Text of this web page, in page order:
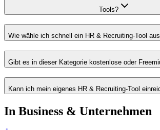
Tools?
Wie wähle ich schnell ein HR & Recruiting-Tool
Gibt es in dieser Kategorie kostenlose oder
Kann ich mein eigenes HR & Recruiting-Tool
In Business & Unternehmen